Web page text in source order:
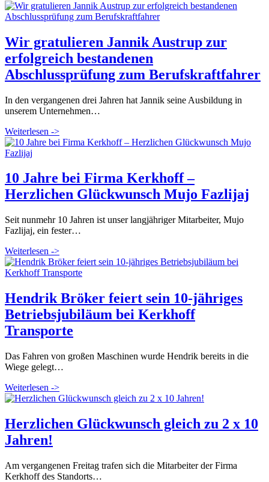
Wir gratulieren Jannik Austrup zur
erfolgreich bestandenen
Abschlussprüfung zum Berufskraftfahrer
In den vergangenen drei Jahren hat Jannik seine Ausbildung in
unserem Unternehmen…
Weiterlesen ->
10 Jahre bei Firma Kerkhoff –
Herzlichen Glückwunsch Mujo Fazlijaj
Seit nunmehr 10 Jahren ist unser langjähriger Mitarbeiter, Mujo
Fazlijaj, ein fester…
Weiterlesen ->
Hendrik Bröker feiert sein 10-jähriges
Betriebsjubiläum bei Kerkhoff
Transporte
Das Fahren von großen Maschinen wurde Hendrik bereits in die
Wiege gelegt…
Weiterlesen ->
Herzlichen Glückwunsch gleich zu 2 x 10
Jahren!
Am vergangenen Freitag trafen sich die Mitarbeiter der Firma
Kerkhoff des Standorts…